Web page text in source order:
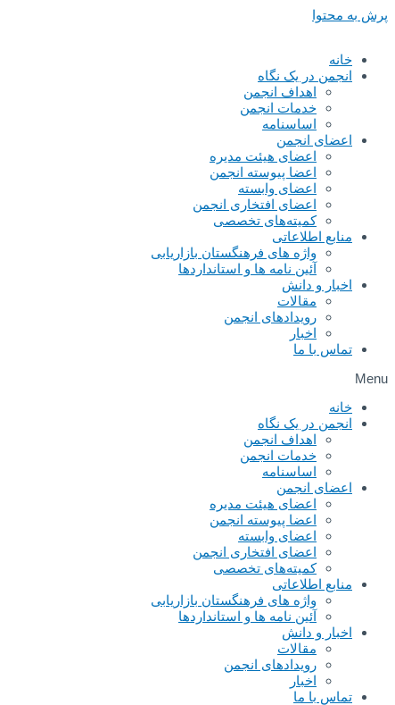
پرش به محتوا
خانه
انجمن در یک نگاه
اهداف انجمن
خدمات انجمن
اساسنامه
اعضای انجمن
اعضای هیئت مدیره
اعضا پیوسته انجمن
اعضای وابسته
اعضای افتخاری انجمن
کمیته‌های تخصصی
منابع اطلاعاتی
واژه های فرهنگستان بازاریابی
آئین نامه ها و استانداردها
اخبار و دانش
مقالات
رویدادهای انجمن
اخبار
تماس با ما
Menu
خانه
انجمن در یک نگاه
اهداف انجمن
خدمات انجمن
اساسنامه
اعضای انجمن
اعضای هیئت مدیره
اعضا پیوسته انجمن
اعضای وابسته
اعضای افتخاری انجمن
کمیته‌های تخصصی
منابع اطلاعاتی
واژه های فرهنگستان بازاریابی
آئین نامه ها و استانداردها
اخبار و دانش
مقالات
رویدادهای انجمن
اخبار
تماس با ما